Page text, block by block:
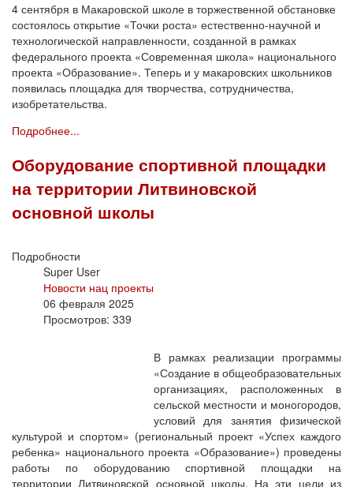
4 сентября в Макаровской школе в торжественной обстановке
состоялось открытие «Точки роста» естественно-научной и
технологической направленности, созданной в рамках
федерального проекта «Современная школа» национального
проекта «Образование». Теперь и у макаровских школьников
появилась площадка для творчества, сотрудничества,
изобретательства.
Подробнее...
Оборудование спортивной площадки
на территории Литвиновской
основной школы
Подробности
Super User
Новости нац проекты
06 февраля 2025
Просмотров: 339
В рамках реализации программы
«Создание в общеобразовательных
организациях, расположенных в
сельской местности и моногородов,
условий для занятия физической
культурой и спортом» (региональный проект «Успех каждого
ребенка» национального проекта «Образование») проведены
работы по оборудованию спортивной площадки на
территории Литвиновской основной школы. На эти цели из